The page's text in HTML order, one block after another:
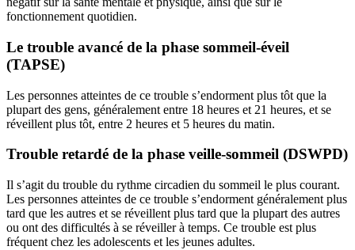
fonctionnement quotidien.
Le trouble avancé de la phase sommeil-éveil
(TAPSE)
Les personnes atteintes de ce trouble s’endorment plus tôt que la
plupart des gens, généralement entre 18 heures et 21 heures, et se
réveillent plus tôt, entre 2 heures et 5 heures du matin.
Trouble retardé de la phase veille-sommeil (DSWPD)
Il s’agit du trouble du rythme circadien du sommeil le plus courant.
Les personnes atteintes de ce trouble s’endorment généralement plus
tard que les autres et se réveillent plus tard que la plupart des autres
ou ont des difficultés à se réveiller à temps. Ce trouble est plus
fréquent chez les adolescents et les jeunes adultes.